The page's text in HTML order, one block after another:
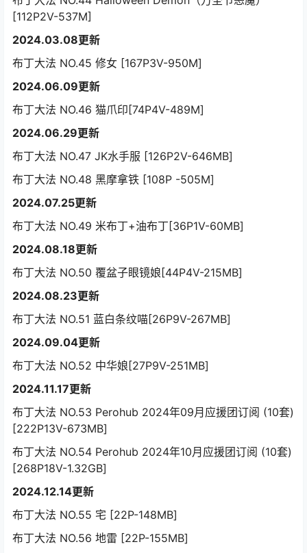
[112P2V-537M]
2024.03.08更新
布丁大法 NO.45 修女 [167P3V-950M]
2024.06.09更新
布丁大法 NO.46 猫爪印[74P4V-489M]
2024.06.29更新
布丁大法 NO.47 JK水手服 [126P2V-646MB]
布丁大法 NO.48 黑摩拿铁 [108P -505M]
2024.07.25更新
布丁大法 NO.49 米布丁+油布丁[36P1V-60MB]
2024.08.18更新
布丁大法 NO.50 覆盆子眼镜娘[44P4V-215MB]
2024.08.23更新
布丁大法 NO.51 蓝白条纹喵[26P9V-267MB]
2024.09.04更新
布丁大法 NO.52 中华娘[27P9V-251MB]
2024.11.17更新
布丁大法 NO.53 Perohub 2024年09月应援团订阅 (10套)
[222P13V-673MB]
布丁大法 NO.54 Perohub 2024年10月应援团订阅 (10套)
[268P18V-1.32GB]
2024.12.14更新
布丁大法 NO.55 宅 [22P-148MB]
布丁大法 NO.56 地雷 [22P-155MB]